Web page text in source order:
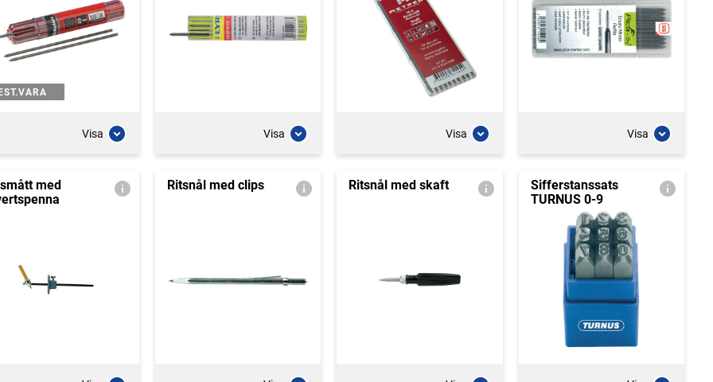
Visa Visa Visa Visa
med
Ritsnål med clips Ritsnål med skaft
Sifferstanssats
TURNUS 0-9